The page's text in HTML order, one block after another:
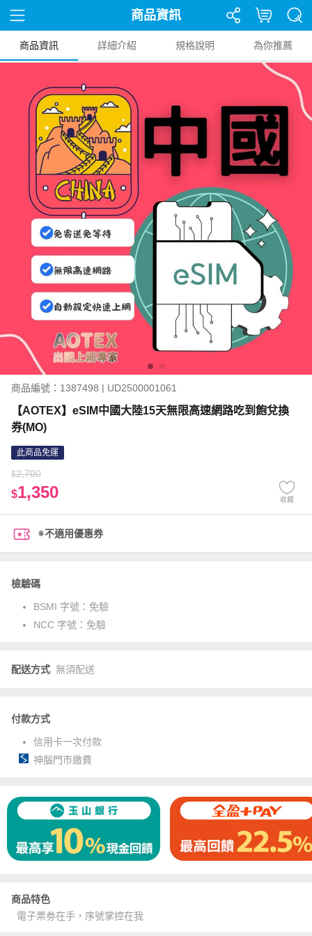
商品資訊
商品資訊 詳細介紹 規格說明 為你推薦
商品編號：1387498 | UD2500001061
【AOTEX】eSIM中國大陸15天無限高速網路吃到飽兌換
券(MO)
此商品免運
$2,700
$1,350 收藏
※不適用優惠券
檢驗碼
BSMI 字號： 免驗
NCC 字號： 免驗
配送方式 無須配送
付款方式
信用卡一次付款
神腦門市繳費
商品特色
電子票劵在手，序號掌控在我